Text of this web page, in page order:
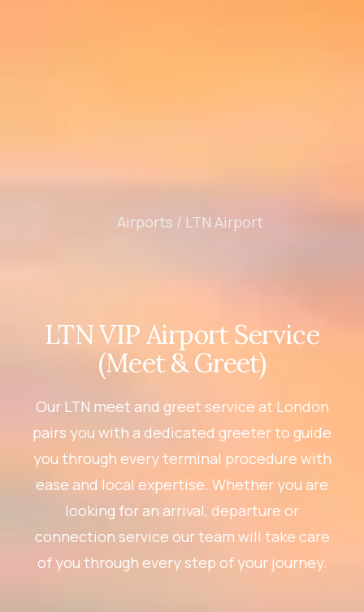
Airports / LTN Airport
LTN VIP Airport Service
(Meet & Greet)
Our LTN meet and greet service at London
pairs you with a dedicated greeter to guide
you through every terminal procedure with
ease and local expertise. Whether you are
looking for an arrival, departure or
connection service our team will take care
of you through every step of your journey.